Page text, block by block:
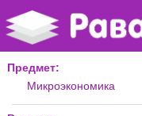
Предмет:
Микроэкономика